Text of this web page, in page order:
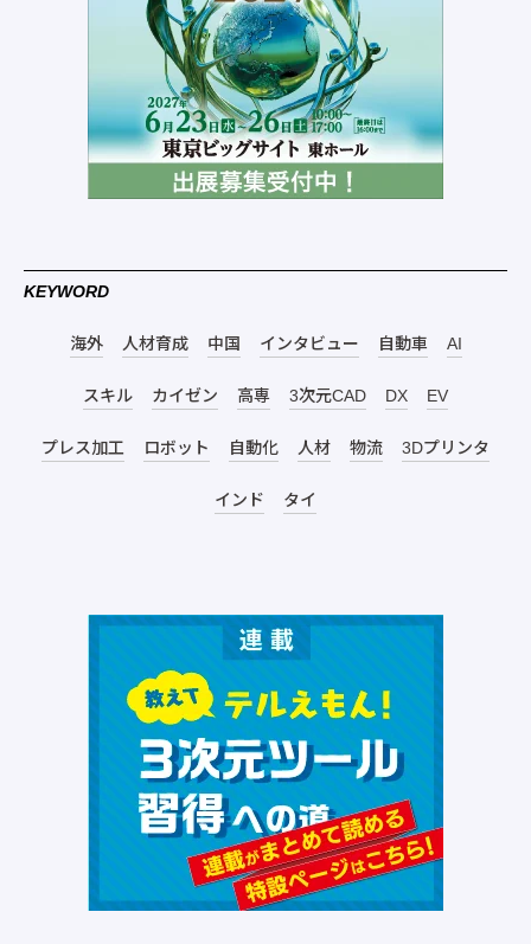
KEYWORD
海外 人材育成 中国 インタビュー 自動車 AI
スキル カイゼン 高専 3次元CAD DX EV
プレス加工 ロボット 自動化 人材 物流 3Dプリンタ
インド タイ